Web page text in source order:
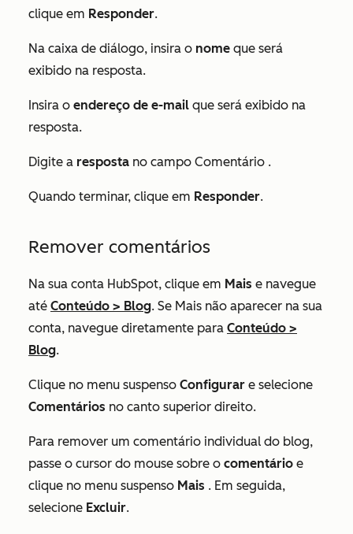
clique em Responder.
Na caixa de diálogo, insira o nome que será
exibido na resposta.
Insira o endereço de e-mail que será exibido na
resposta.
Digite a resposta no campo Comentário .
Quando terminar, clique em Responder.
Remover comentários
Na sua conta HubSpot, clique em Mais e navegue
até Conteúdo > Blog. Se Mais não aparecer na sua
conta, navegue diretamente para Conteúdo >
Blog.
Clique no menu suspenso Configurar e selecione
Comentários no canto superior direito.
Para remover um comentário individual do blog,
passe o cursor do mouse sobre o comentário e
clique no menu suspenso Mais . Em seguida,
selecione Excluir.